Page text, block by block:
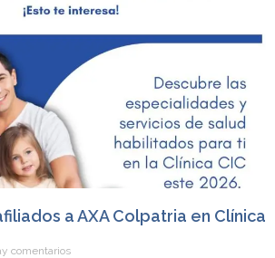
a AXA Colpatria en Clínica
comentarios